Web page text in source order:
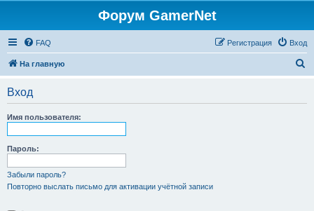
Форум GamerNet
FAQ Вход
Регистрация
На главную
Вход
Имя пользователя:
Пароль:
Забыли пароль?
Повторно выслать письмо для активации учётной записи